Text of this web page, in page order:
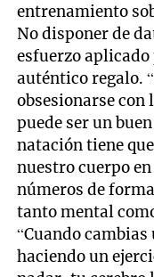
entrenamiento
No disponer de
esfuerzo aplicado
auténtico regalo.
obsesionarse con
puede ser un
natación tiene
nuestro cuerpo
números de
tanto mental
“Cuando
haciendo un